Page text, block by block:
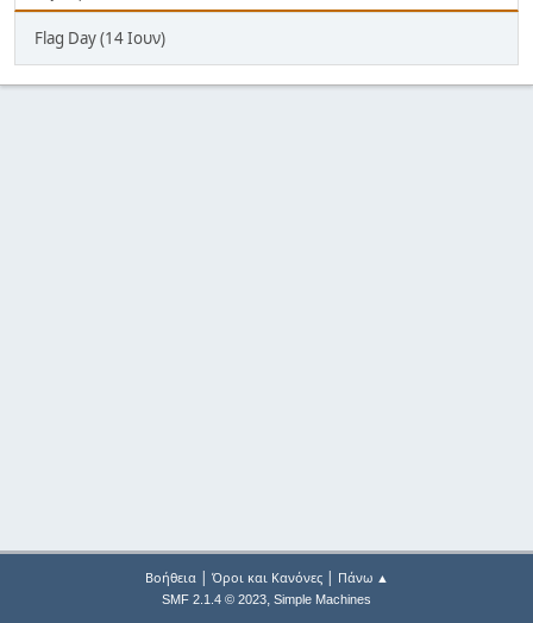
Flag Day (14 Ιουν)
Βοήθεια| Όροι και Κανόνες| Πάνω ▲
SMF 2.1.4 © 2023, Simple Machines